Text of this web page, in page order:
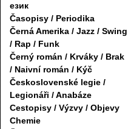
език
Časopisy / Periodika
Černá Amerika / Jazz / Swing
/ Rap / Funk
Černý román / Krváky / Brak
/ Naivní román / Kýč
Československé legie /
Legionáři / Anabáze
Cestopisy / Výzvy / Objevy
Chemie